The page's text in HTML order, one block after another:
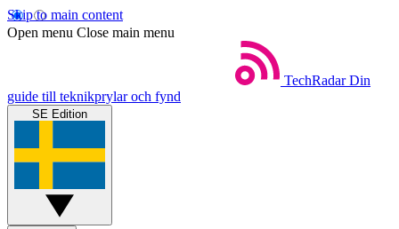
Skip to main content
Open menu Close main menu
TechRadar Din
guide till teknikprylar och fynd
SE Edition